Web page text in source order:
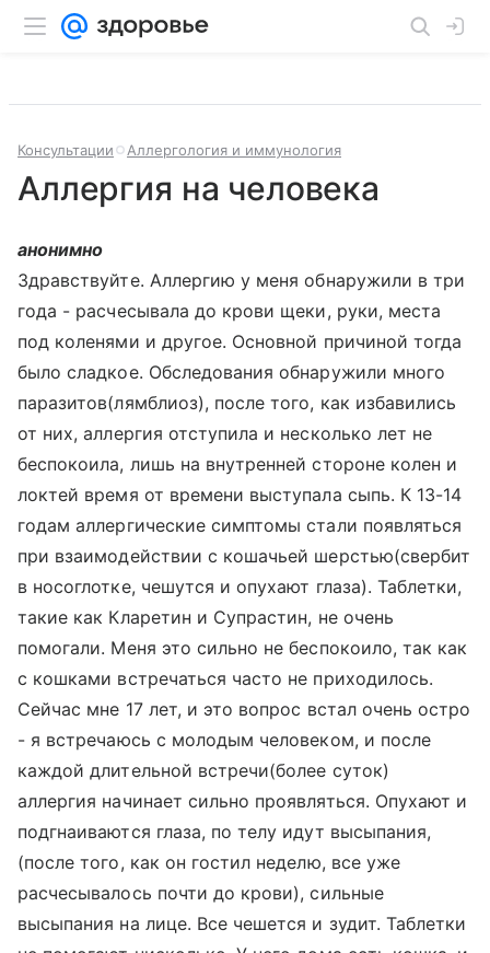
Консультации Аллергология и иммунология
Аллергия на человека
анонимно
Здравствуйте. Аллергию у меня обнаружили в три
года - расчесывала до крови щеки, руки, места
под коленями и другое. Основной причиной тогда
было сладкое. Обследования обнаружили много
паразитов(лямблиоз), после того, как избавились
от них, аллергия отступила и несколько лет не
беспокоила, лишь на внутренней стороне колен и
локтей время от времени выступала сыпь. К 13-14
годам аллергические симптомы стали появляться
при взаимодействии с кошачьей шерстью(свербит
в носоглотке, чешутся и опухают глаза). Таблетки,
такие как Кларетин и Супрастин, не очень
помогали. Меня это сильно не беспокоило, так как
с кошками встречаться часто не приходилось.
Сейчас мне 17 лет, и это вопрос встал очень остро
- я встречаюсь с молодым человеком, и после
каждой длительной встречи(более суток)
аллергия начинает сильно проявляться. Опухают и
подгнаиваются глаза, по телу идут высыпания,
(после того, как он гостил неделю, все уже
расчесывалось почти до крови), сильные
высыпания на лице. Все чешется и зудит. Таблетки